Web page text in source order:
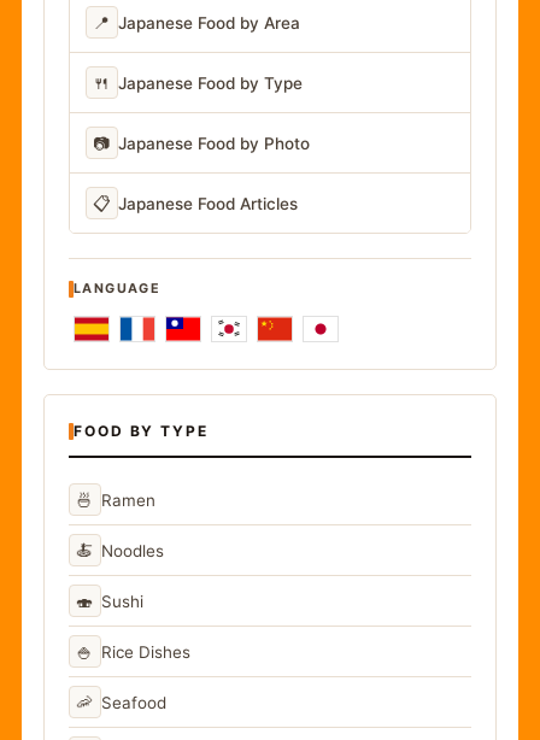
📍 Japanese Food by Area
🍴 Japanese Food by Type
📷 Japanese Food by Photo
📋 Japanese Food Articles
LANGUAGE
FOOD BY TYPE
🍜 Ramen
🍝 Noodles
🍣 Sushi
🍚 Rice Dishes
🦐 Seafood